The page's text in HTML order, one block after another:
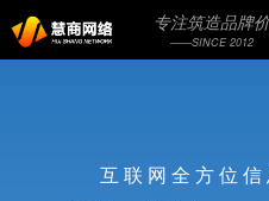
专注筑造品牌
——SINCE 2012
互联网全方位